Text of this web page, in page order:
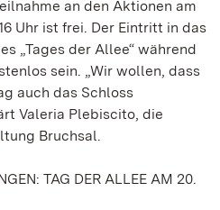
an den Aktionen am
Uhr ist frei. Der Eintritt in das
„Tages der Allee“ während
sein. „Wir wollen, dass
auch das Schloss
Valeria Plebiscito, die
Bruchsal.
TAG DER ALLEE AM 20.